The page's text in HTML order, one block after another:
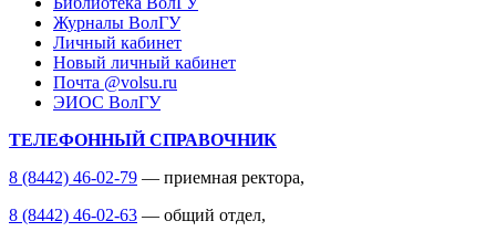
Журналы ВолГУ
Личный кабинет
Новый личный кабинет
Почта @volsu.ru
ЭИОС ВолГУ
ТЕЛЕФОННЫЙ СПРАВОЧНИК
8 (8442) 46-02-79 — приемная ректора,
8 (8442) 46-02-63 — общий отдел,